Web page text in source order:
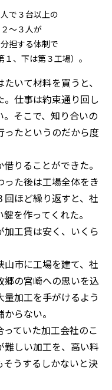
で３台以上の
〜３人が
担する体制で
、下は第３工場）。
いて材料を買うと、
仕事は約束通り回し
そこで、知り合いの
たというのだから度
りることができた。
た後は工場全体をき
ほど繰り返すと、社
を作ってくれた。
加工賃は安く、いくら
山市に工場を建て、社
の宮崎への思いを込
加工を手がけるよう
らない。
っていた加工会社のこ
難しい加工を、高い料
うするしかないと決